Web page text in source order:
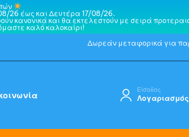
26 έως και Δευτέρα 17/08/26.
κανονικά και θα εκτελεστούν με σειρά
καλό καλοκαίρι!
Δωρεάν μεταφορικά για
Είσοδος
Λογαριασμός